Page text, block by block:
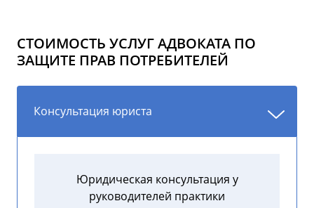
СТОИМОСТЬ УСЛУГ АДВОКАТА ПО
ЗАЩИТЕ ПРАВ ПОТРЕБИТЕЛЕЙ
Консультация юриста
Юридическая консультация у
руководителей практики